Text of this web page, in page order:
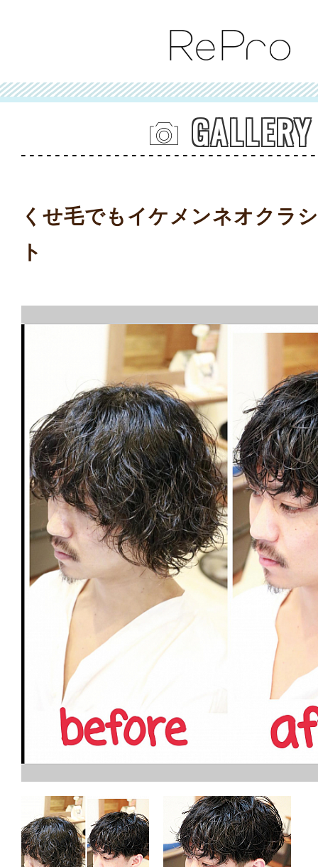
GALLERY
くせ毛でもイケメンネオクラ
ト